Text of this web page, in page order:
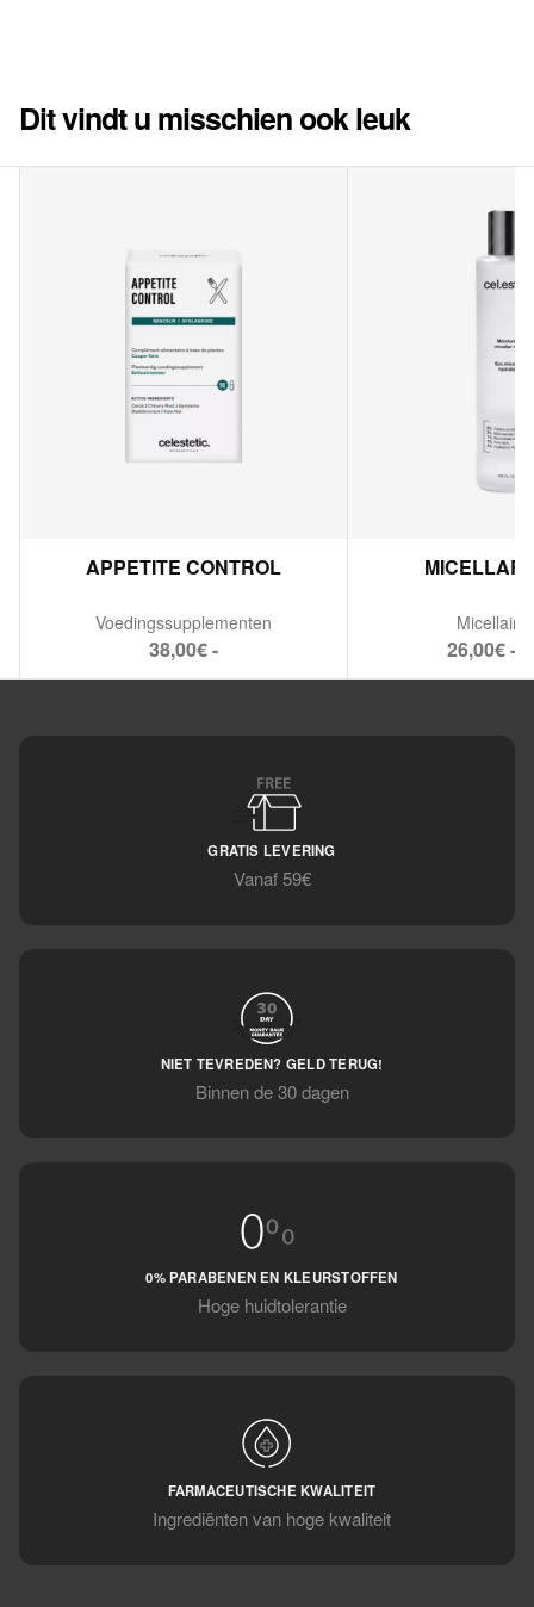
Dit vindt u misschien ook leuk
APPETITE CONTROL
Voedingssupplementen
38,00€ -
MICELLAR
Micellair
26,00€ -
GRATIS LEVERING
Vanaf 59€
NIET TEVREDEN? GELD TERUG!
Binnen de 30 dagen
0% PARABENEN EN KLEURSTOFFEN
Hoge huidtolerantie
FARMACEUTISCHE KWALITEIT
Ingrediënten van hoge kwaliteit